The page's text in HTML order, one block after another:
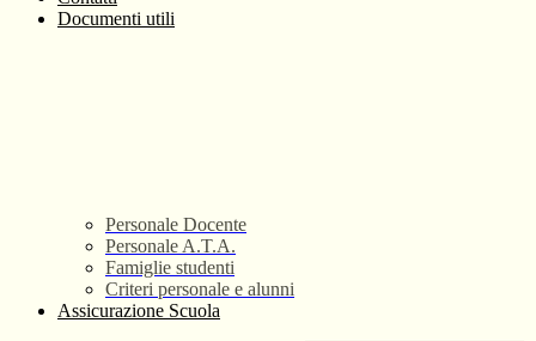
Documenti utili
Personale Docente
Personale A.T.A.
Famiglie studenti
Criteri personale e alunni
Assicurazione Scuola